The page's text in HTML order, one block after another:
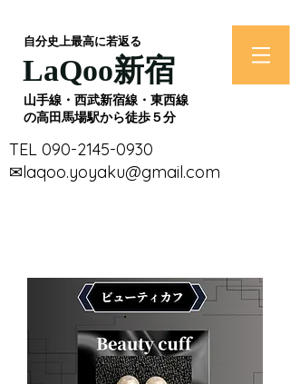
​自分史上最高に若返る
​LaQoo新宿
​山手線・西武新宿線・東西線
の高田馬場駅から徒歩５分
​TEL 090-2145-0930
​✉laqoo.yoyaku@gmail.com